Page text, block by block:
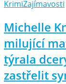
KrimiZajímavosti
Michelle
milující
týrala
zastřelit